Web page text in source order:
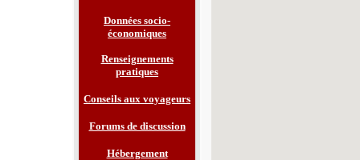
Données socio-
économiques
Renseignements
pratiques
Conseils aux voyageurs
Forums de discussion
Hébergement